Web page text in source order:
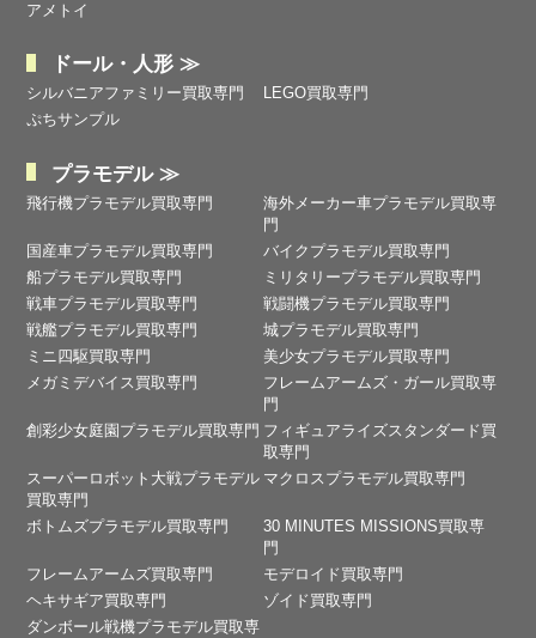
アメトイ
ドール・人形 ≫
シルバニアファミリー買取専門
LEGO買取専門
ぷちサンプル
プラモデル ≫
飛行機プラモデル買取専門
海外メーカー車プラモデル買取専
門
国産車プラモデル買取専門
バイクプラモデル買取専門
船プラモデル買取専門
ミリタリープラモデル買取専門
戦車プラモデル買取専門
戦闘機プラモデル買取専門
戦艦プラモデル買取専門
城プラモデル買取専門
ミニ四駆買取専門
美少女プラモデル買取専門
メガミデバイス買取専門
フレームアームズ・ガール買取専
門
創彩少女庭園プラモデル買取専門 フィギュアライズスタンダード買
取専門
スーパーロボット大戦プラモデル
買取専門
マクロスプラモデル買取専門
ボトムズプラモデル買取専門
30 MINUTES MISSIONS買取専
門
フレームアームズ買取専門
モデロイド買取専門
ヘキサギア買取専門
ゾイド買取専門
ダンボール戦機プラモデル買取専